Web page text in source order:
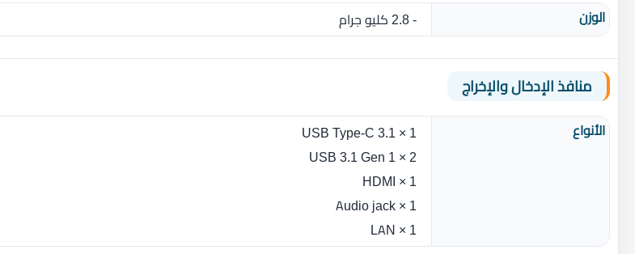
الوزن
- 2.8 كليو جرام
منافذ الإدخال والإخراج
الأنواع
1 × USB Type-C 3.1
2 × USB 3.1 Gen 1
1 × HDMI
1 × Audio jack
1 × LAN